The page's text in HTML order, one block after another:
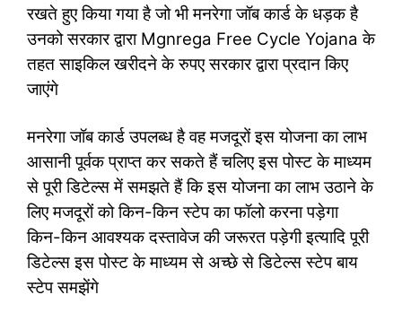
रखते हुए किया गया है जो भी मनरेगा जॉब कार्ड के धड़क है
उनको सरकार द्वारा Mgnrega Free Cycle Yojana के
तहत साइकिल खरीदने के रुपए सरकार द्वारा प्रदान किए
जाएंगे
मनरेगा जॉब कार्ड उपलब्ध है वह मजदूरों इस योजना का लाभ
आसानी पूर्वक प्राप्त कर सकते हैं चलिए इस पोस्ट के माध्यम
से पूरी डिटेल्स में समझते हैं कि इस योजना का लाभ उठाने के
लिए मजदूरों को किन-किन स्टेप का फॉलो करना पड़ेगा
किन-किन आवश्यक दस्तावेज की जरूरत पड़ेगी इत्यादि पूरी
डिटेल्स इस पोस्ट के माध्यम से अच्छे से डिटेल्स स्टेप बाय
स्टेप समझेंगे